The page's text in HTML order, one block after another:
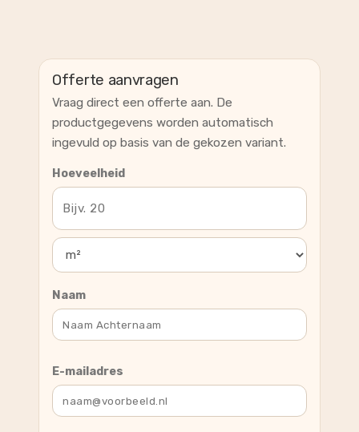
Offerte aanvragen
Vraag direct een offerte aan. De
productgegevens worden automatisch
ingevuld op basis van de gekozen variant.
Hoeveelheid
Naam
E-mailadres